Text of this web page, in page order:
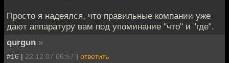
Просто я надеялся, что правильные компании уже
дают аппаратуру вам под упоминание "что" и "где".
qurgun »
#16 | 22.12.07 06:57 | ответить